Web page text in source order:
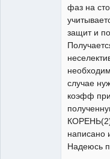
фаз на
защит и
случае
коэфф
написано
Надеюсь